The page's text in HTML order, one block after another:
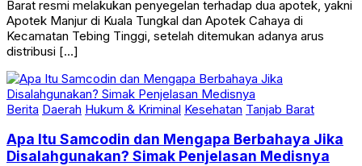
Barat resmi melakukan penyegelan terhadap dua apotek, yakni
Apotek Manjur di Kuala Tungkal dan Apotek Cahaya di
Kecamatan Tebing Tinggi, setelah ditemukan adanya arus
distribusi […]
Berita Daerah Hukum & Kriminal Kesehatan Tanjab Barat
Apa Itu Samcodin dan Mengapa Berbahaya Jika
Disalahgunakan? Simak Penjelasan Medisnya